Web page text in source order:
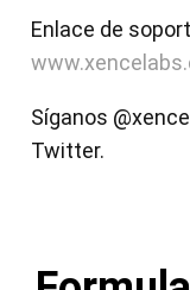
Enlace de
Síganos
Twitter.